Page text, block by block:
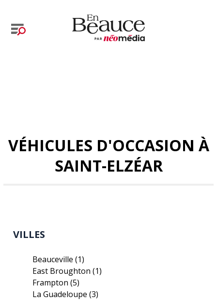
VÉHICULES D'OCCASION À
SAINT-ELZÉAR
VILLES
Beauceville(1)
East Broughton(1)
Frampton(5)
La Guadeloupe(3)